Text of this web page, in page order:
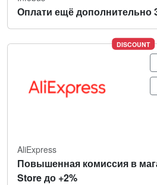
Оплати ещё дополнительно
DISCOUNT
AliExpress
Повышенная комиссия в
Store до +2%